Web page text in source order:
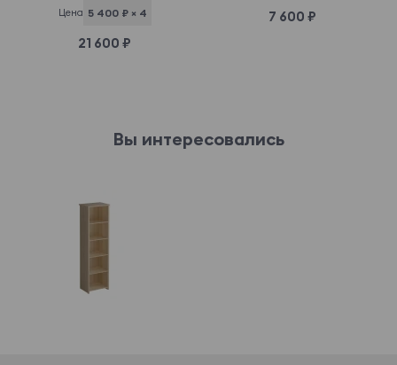
Цена 5 400 ₽ × 4
21 600 ₽
7 600 ₽
Вы интересовались